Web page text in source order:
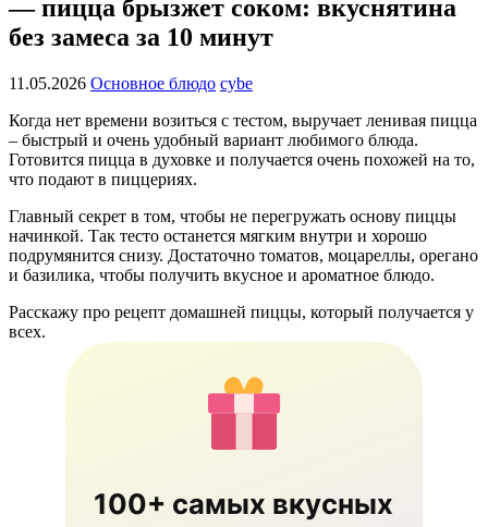
— пицца брызжет соком: вкуснятина
без замеса за 10 минут
11.05.2026 Основное блюдо cybe
Когда нет времени возиться с тестом, выручает ленивая пицца
– быстрый и очень удобный вариант любимого блюда.
Готовится пицца в духовке и получается очень похожей на то,
что подают в пиццериях.
Главный секрет в том, чтобы не перегружать основу пиццы
начинкой. Так тесто останется мягким внутри и хорошо
подрумянится снизу. Достаточно томатов, моцареллы, орегано
и базилика, чтобы получить вкусное и ароматное блюдо.
Расскажу про рецепт домашней пиццы, который получается у
всех.
100+ самых вкусных